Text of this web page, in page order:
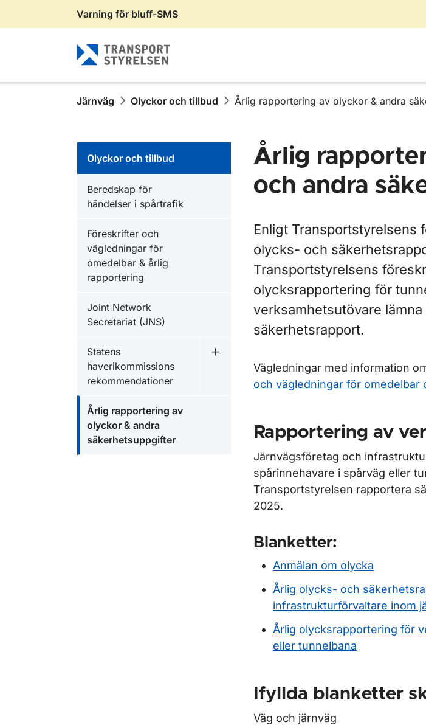
Gå till sidans innehåll
Varning för bluff-SMS
Järnväg Olyckor och tillbud Årlig rapportering av olyckor & andra
Olyckor och tillbud
Beredskap för
händelser i spårtrafik
Föreskrifter och
vägledningar för
omedelbar & årlig
rapportering
Joint Network
Secretariat (JNS)
Statens
haverikommissions
rekommendationer
Undermeny för Statens haverikommissions
Årlig rapportering av
olyckor & andra
säkerhetsuppgifter
Årlig
och andra
Enligt Transportstyrelsens
olycks- och
Transportstyrelsens
olycksrapportering för
verksamhetsutövare
säkerhetsrapport.
Vägledningar med information
och vägledningar för omedelbar
Rapportering av
Järnvägsföretag och
spårinnehavare i spårväg eller
Transportstyrelsen rapportera
2025.
Blanketter:
Anmälan om olycka
Årlig olycks- och
infrastrukturförvaltare inom
Årlig olycksrapportering för
eller tunnelbana
Ifyllda blanketter
Väg och järnväg